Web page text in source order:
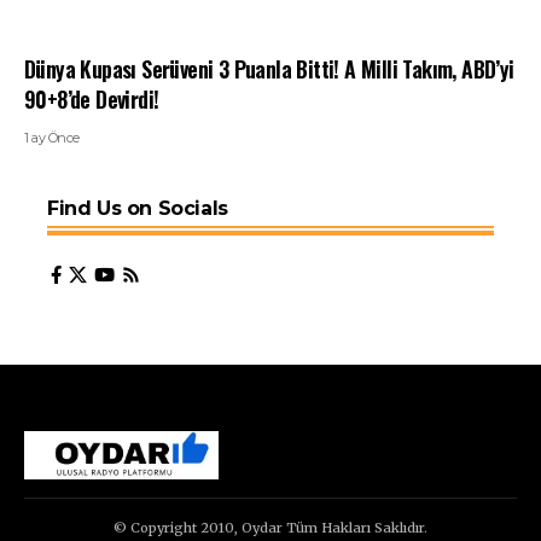
Dünya Kupası Serüveni 3 Puanla Bitti! A Milli Takım, ABD’yi
90+8’de Devirdi!
1 ay Önce
Find Us on Socials
© Copyright 2010, Oydar Tüm Hakları Saklıdır.